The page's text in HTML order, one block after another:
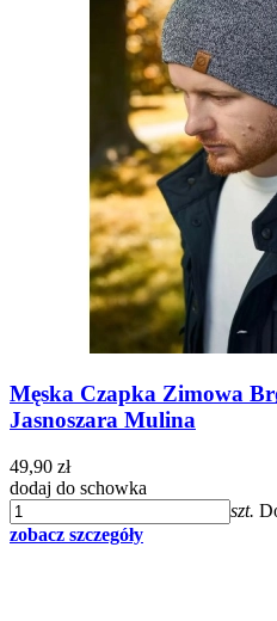
Męska Czapka Zimowa
Jasnoszara Mulina
49,90 zł
dodaj do schowka
szt.
zobacz szczegóły